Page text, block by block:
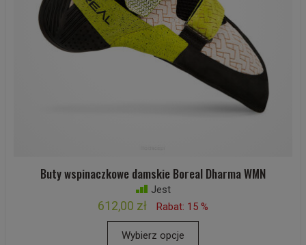
Buty wspinaczkowe damskie Boreal Dharma WMN
Jest
612,00 zł Rabat: 15 %
Wybierz opcje